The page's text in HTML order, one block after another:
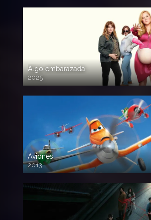
Algo embarazada
2025
720p HD
Aviones
2013
720 HD